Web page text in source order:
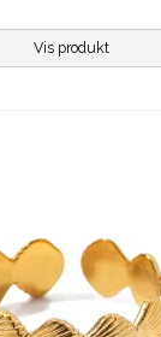
Vis produkt